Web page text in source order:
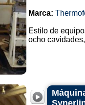
Marca:
Estilo de
ocho